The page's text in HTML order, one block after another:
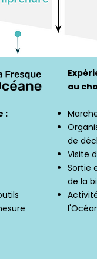
:
au
de
Visite
Sortie
de la